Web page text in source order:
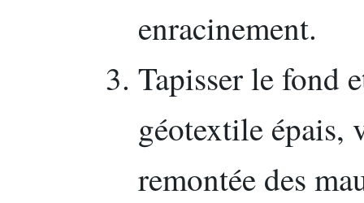
enracinement.
Tapisser le fond
géotextile épais,
remontée des